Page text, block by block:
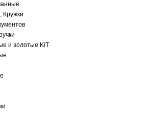
Кружки
и золотые KiT